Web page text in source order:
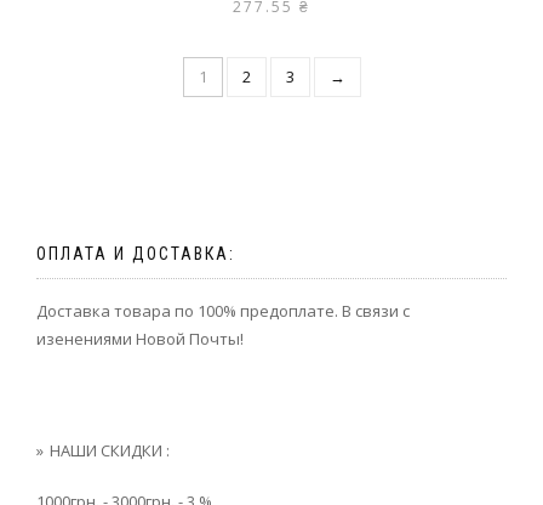
277.55 ₴
1 2 3 →
ОПЛАТА И ДОСТАВКА:
Доставка товара по 100% предоплате. В связи с
изенениями Новой Почты!
НАШИ СКИДКИ :